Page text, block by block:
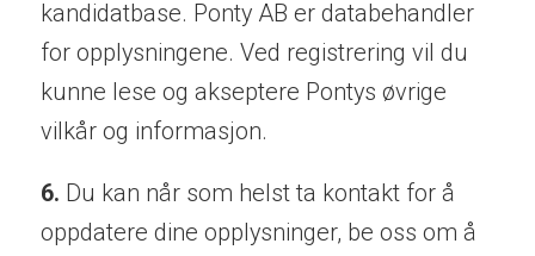
kandidatbase. Ponty AB er databehandler
for opplysningene. Ved registrering vil du
kunne lese og akseptere Pontys øvrige
vilkår og informasjon.
6. Du kan når som helst ta kontakt for å
oppdatere dine opplysninger, be oss om å